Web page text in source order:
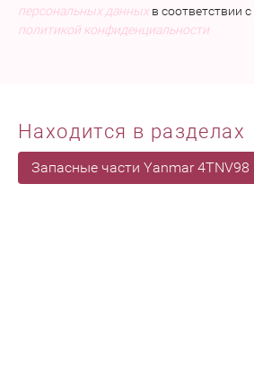
персональных данных в соответствии с
политикой конфиденциальности
Находится в разделах
Запасные части Yanmar 4TNV98